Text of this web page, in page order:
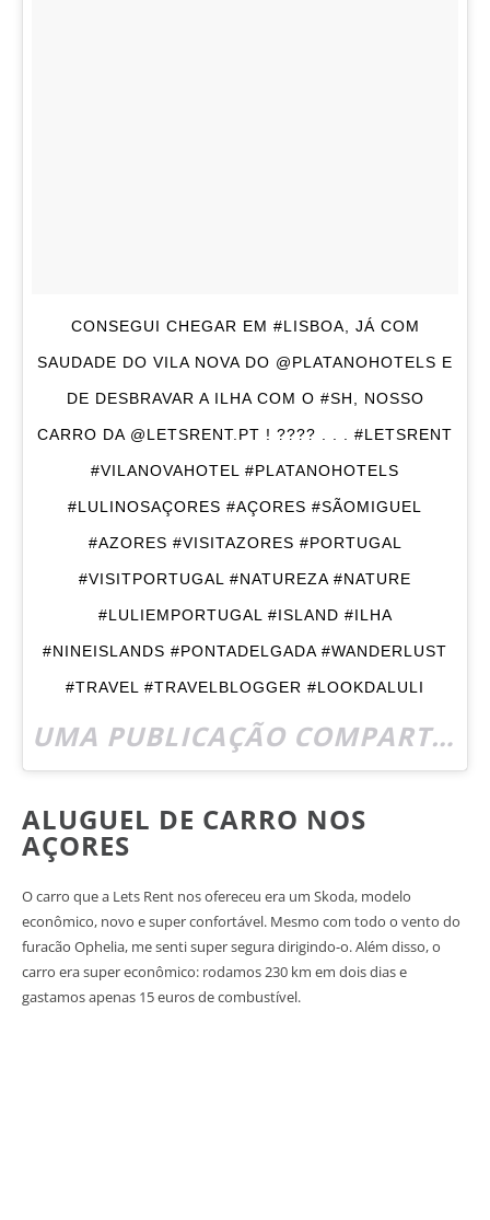
CONSEGUI CHEGAR EM #LISBOA, JÁ COM
SAUDADE DO VILA NOVA DO @PLATANOHOTELS E
DE DESBRAVAR A ILHA COM O #SH, NOSSO
CARRO DA @LETSRENT.PT ! ???? . . . #LETSRENT
#VILANOVAHOTEL #PLATANOHOTELS
#LULINOSAÇORES #AÇORES #SÃOMIGUEL
#AZORES #VISITAZORES #PORTUGAL
#VISITPORTUGAL #NATUREZA #NATURE
#LULIEMPORTUGAL #ISLAND #ILHA
#NINEISLANDS #PONTADELGADA #WANDERLUST
#TRAVEL #TRAVELBLOGGER #LOOKDALULI
UMA PUBLICAÇÃO COMPARTILHADA POR ???????? LULI MONTELEONE ✈️ (@TRENDTIPS) EM
ALUGUEL DE CARRO NOS
AÇORES
O carro que a Lets Rent nos ofereceu era um Skoda, modelo
econômico, novo e super confortável. Mesmo com todo o vento do
furacão Ophelia, me senti super segura dirigindo-o. Além disso, o
carro era super econômico: rodamos 230 km em dois dias e
gastamos apenas 15 euros de combustível.